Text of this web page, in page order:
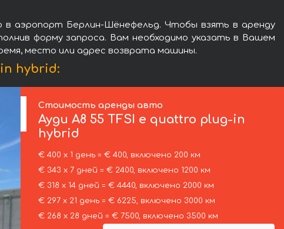
в аэропорт Берлин-Шёнефельд. Чтобы взять в аренду
форму запроса. Вам необходимо указать в Вашем
место или адрес возврата машины.
hybrid:
Стоимость аренды авто
АудиA8 55 TFSI e quattro plug-in
hybrid
€ 400 х 1 день = € 400, включено 200 км
€ 343 х 7 дней = € 2400, включено 1200 км
€ 318 х 14 дней = € 4440, включено 2000 км
€ 297 х 21 день = € 6225, включено 3000 км
€ 268 х 28 дней = € 7500, включено 3500 км